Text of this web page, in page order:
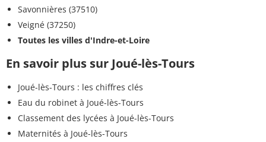
Savonnières (37510)
Veigné (37250)
Toutes les villes d'Indre-et-Loire
En savoir plus sur Joué-lès-Tours
Joué-lès-Tours : les chiffres clés
Eau du robinet à Joué-lès-Tours
Classement des lycées à Joué-lès-Tours
Maternités à Joué-lès-Tours